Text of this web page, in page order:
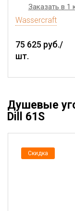
Заказать в 1
Wassercraft
75 625 руб./
шт.
Душевые
Dill 61S
Скидка